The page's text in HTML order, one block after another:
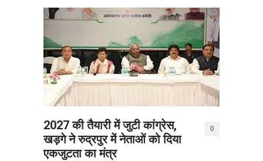
2027 की तैयारी में जुटी कांग्रेस,
खड़गे ने रुद्रपुर में नेताओं को दिया
एकजुटता का मंत्र
0